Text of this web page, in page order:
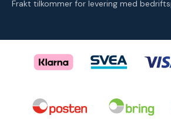
Frakt tilkommer for levering med